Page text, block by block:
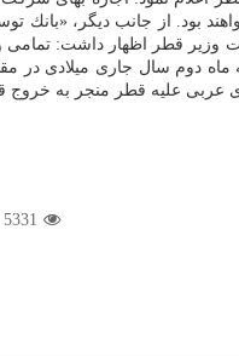
بود. از جانب دیگر،
5331